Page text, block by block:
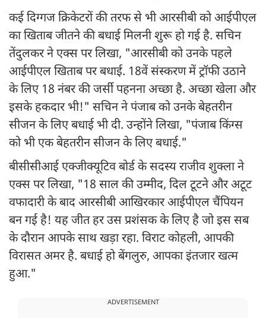
कई दिग्गज क्रिकेटरों की तरफ से भी आरसीबी को आईपीएल
का खिताब जीतने की बधाई मिलनी शुरू हो गई है. सचिन
तेंदुलकर ने एक्स पर लिखा, "आरसीबी को उनके पहले
आईपीएल खिताब पर बधाई. 18वें संस्करण में ट्रॉफी उठाने
के लिए 18 नंबर की जर्सी पहनना अच्छा है. अच्छा खेला और
इसके हकदार भी!" सचिन ने पंजाब को उनके बेहतरीन
सीजन के लिए बधाई भी दी. उन्होंने लिखा, "पंजाब किंग्स
को भी एक बेहतरीन सीजन के लिए बधाई."
बीसीसीआई एक्जीक्यूटिव बोर्ड के सदस्य राजीव शुक्ला ने
एक्स पर लिखा, "18 साल की उम्मीद, दिल टूटने और अटूट
वफादारी के बाद आरसीबी आखिरकार आईपीएल चैंपियन
बन गई है! यह जीत हर उस प्रशंसक के लिए है जो इस सब
के दौरान आपके साथ खड़ा रहा. विराट कोहली, आपकी
विरासत अमर है. बधाई हो बेंगलुरु, आपका इंतजार खत्म
हुआ."
ADVERTISEMENT